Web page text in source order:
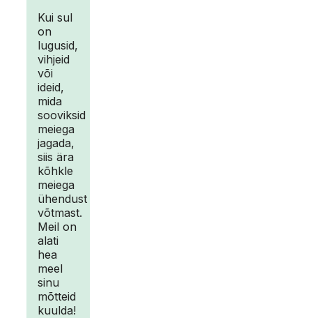
Kui sul
on
lugusid,
vihjeid
või
ideid,
mida
sooviksid
meiega
jagada,
siis ära
kõhkle
meiega
ühendust
võtmast.
Meil on
alati
hea
meel
sinu
mõtteid
kuulda!